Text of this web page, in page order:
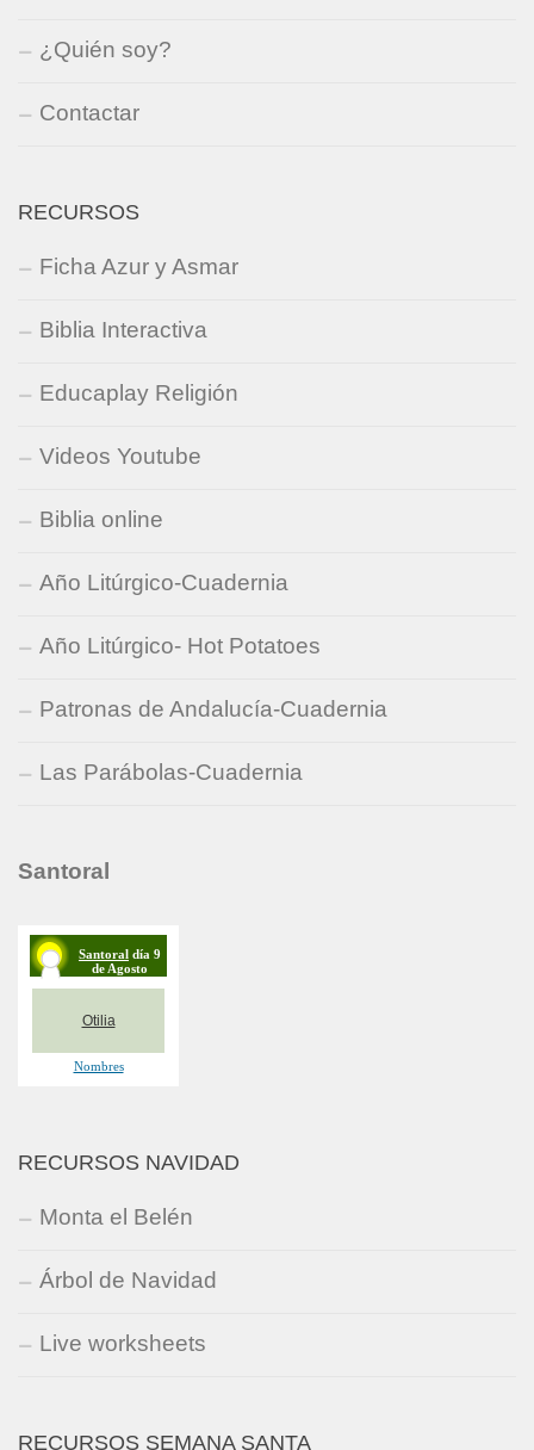
¿Quién soy?
Contactar
RECURSOS
Ficha Azur y Asmar
Biblia Interactiva
Educaplay Religión
Videos Youtube
Biblia online
Año Litúrgico-Cuadernia
Año Litúrgico- Hot Potatoes
Patronas de Andalucía-Cuadernia
Las Parábolas-Cuadernia
Santoral
RECURSOS NAVIDAD
Monta el Belén
Árbol de Navidad
Live worksheets
RECURSOS SEMANA SANTA